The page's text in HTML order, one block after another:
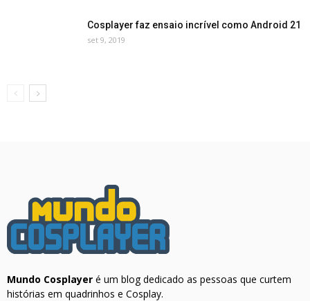
Cosplayer faz ensaio incrível como Android 21
set 9, 2019
Mundo Cosplayer é um blog dedicado as pessoas que curtem
histórias em quadrinhos e Cosplay.